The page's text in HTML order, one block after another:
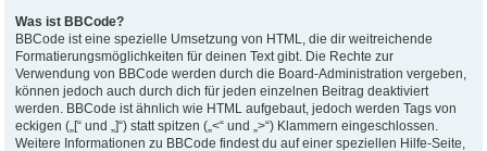
Was ist BBCode?
BBCode ist eine spezielle Umsetzung von HTML, die dir weitreichende
Formatierungsmöglichkeiten für deinen Text gibt. Die Rechte zur
Verwendung von BBCode werden durch die Board-Administration vergeben,
können jedoch auch durch dich für jeden einzelnen Beitrag deaktiviert
werden. BBCode ist ähnlich wie HTML aufgebaut, jedoch werden Tags von
eckigen („[“ und „]“) statt spitzen („<“ und „>“) Klammern eingeschlossen.
Weitere Informationen zu BBCode findest du auf einer speziellen Hilfe-Seite,